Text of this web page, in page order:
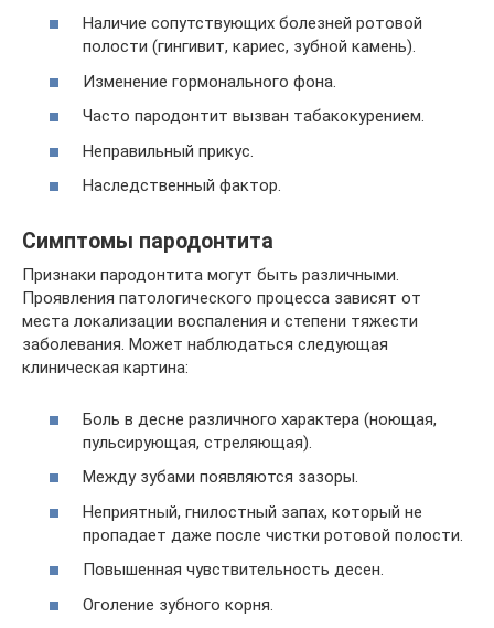
Наличие сопутствующих болезней ротовой
полости (гингивит, кариес, зубной камень).
Изменение гормонального фона.
Часто пародонтит вызван табакокурением.
Неправильный прикус.
Наследственный фактор.
Симптомы пародонтита
Признаки пародонтита могут быть различными.
Проявления патологического процесса зависят от
места локализации воспаления и степени тяжести
заболевания. Может наблюдаться следующая
клиническая картина:
Боль в десне различного характера (ноющая,
пульсирующая, стреляющая).
Между зубами появляются зазоры.
Неприятный, гнилостный запах, который не
пропадает даже после чистки ротовой полости.
Повышенная чувствительность десен.
Оголение зубного корня.